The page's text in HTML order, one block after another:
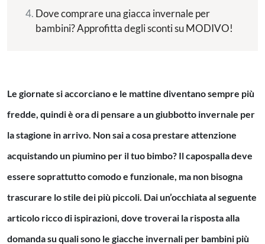
Dove comprare una giacca invernale per
bambini? Approfitta degli sconti su MODIVO!
Le giornate si accorciano e le mattine diventano sempre più
fredde, quindi è ora di pensare a un giubbotto invernale per
la stagione in arrivo. Non sai a cosa prestare attenzione
acquistando un piumino per il tuo bimbo? Il capospalla deve
essere soprattutto comodo e funzionale, ma non bisogna
trascurare lo stile dei più piccoli. Dai un’occhiata al seguente
articolo ricco di ispirazioni, dove troverai la risposta alla
domanda su quali sono le giacche invernali per bambini più